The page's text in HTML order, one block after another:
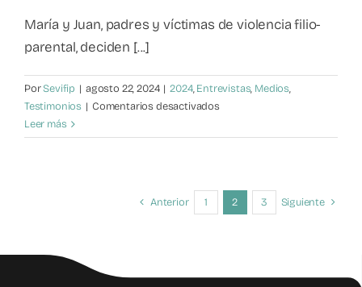
María y Juan, padres y víctimas de violencia filio-
parental, deciden [...]
PorSevifip | agosto 22, 2024 | 2024,Entrevistas, Medios,
Testimonios | Comentarios desactivadosen
por
parental
Leer más
Anterior 1 2 3 Siguiente